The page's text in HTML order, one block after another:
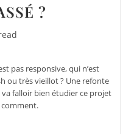
?
pas responsive, qui n’est
ou très vieillot ? Une refonte
falloir bien étudier ce projet
comment.